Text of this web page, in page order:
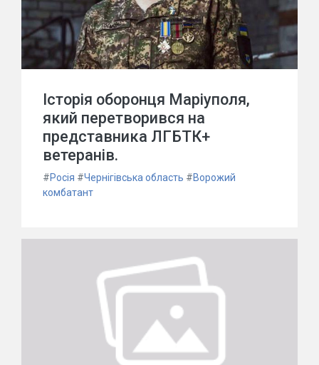
Історія оборонця Маріуполя,
який перетворився на
представника ЛГБТК+
ветеранів.
#Росія #Чернігівська область #Ворожий
комбатант